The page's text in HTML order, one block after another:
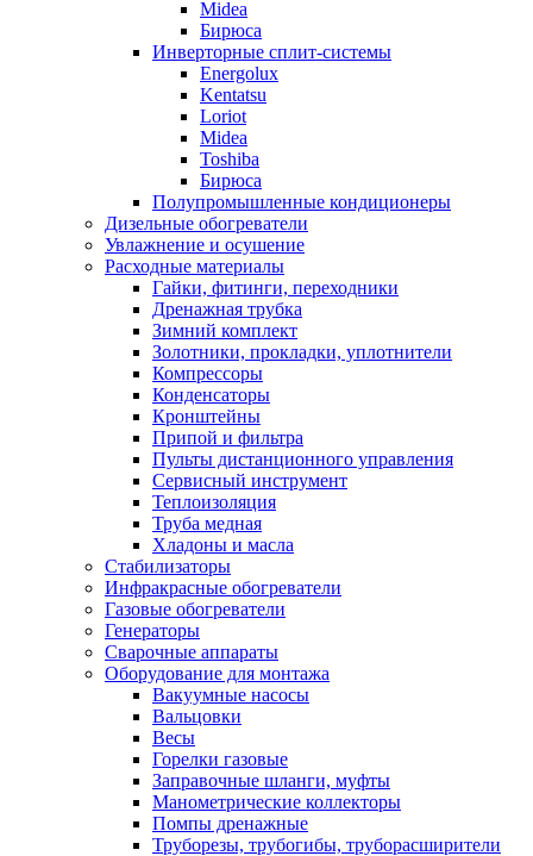
Midea
Бирюса
Инверторные сплит-системы
Energolux
Kentatsu
Loriot
Midea
Toshiba
Бирюса
Полупромышленные кондиционеры
Дизельные обогреватели
Увлажнение и осушение
Расходные материалы
Гайки, фитинги, переходники
Дренажная трубка
Зимний комплект
Золотники, прокладки, уплотнители
Компрессоры
Конденсаторы
Кронштейны
Припой и фильтра
Пульты дистанционного управления
Сервисный инструмент
Теплоизоляция
Труба медная
Хладоны и масла
Стабилизаторы
Инфракрасные обогреватели
Газовые обогреватели
Генераторы
Сварочные аппараты
Оборудование для монтажа
Вакуумные насосы
Вальцовки
Весы
Горелки газовые
Заправочные шланги, муфты
Манометрические коллекторы
Помпы дренажные
Труборезы, трубогибы, труборасширители